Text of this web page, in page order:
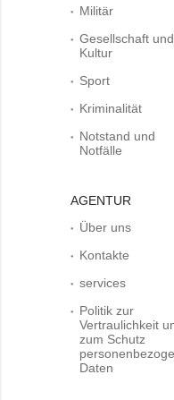
Militär
Gesellschaft und
Kultur
Sport
Kriminalität
Notstand und
Notfälle
AGENTUR
Über uns
Kontakte
services
Politik zur
Vertraulichkeit
zum Schutz
Daten